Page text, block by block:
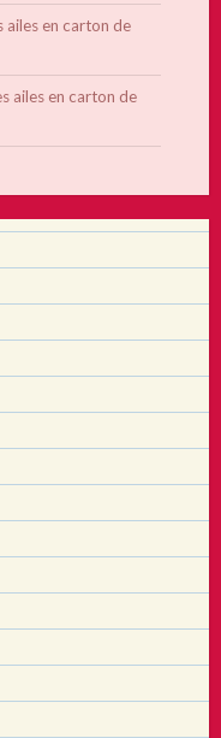
ailes en carton de
ailes en carton de